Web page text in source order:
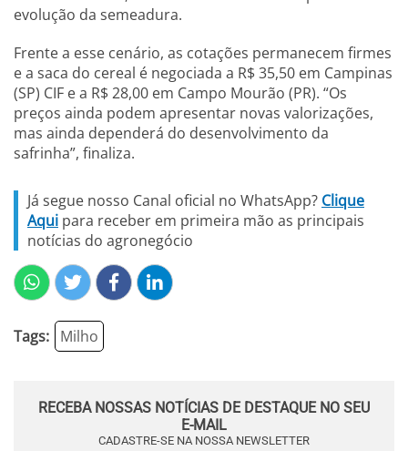
evolução da semeadura.
Frente a esse cenário, as cotações permanecem firmes
e a saca do cereal é negociada a R$ 35,50 em Campinas
(SP) CIF e a R$ 28,00 em Campo Mourão (PR). “Os
preços ainda podem apresentar novas valorizações,
mas ainda dependerá do desenvolvimento da
safrinha”, finaliza.
Já segue nosso Canal oficial no WhatsApp? Clique
Aqui para receber em primeira mão as principais
notícias do agronegócio
Tags: Milho
RECEBA NOSSAS NOTÍCIAS DE DESTAQUE NO SEU
E-MAIL
CADASTRE-SE NA NOSSA NEWSLETTER